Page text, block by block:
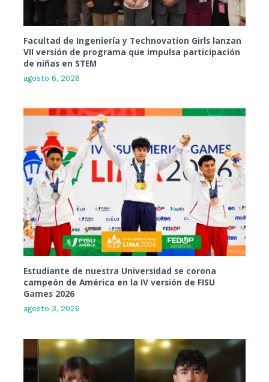
Facultad de Ingeniería y Technovation Girls lanzan
VII versión de programa que impulsa participación
de niñas en STEM
agosto 6, 2026
Estudiante de nuestra Universidad se corona
campeón de América en la IV versión de FISU
Games 2026
agosto 3, 2026